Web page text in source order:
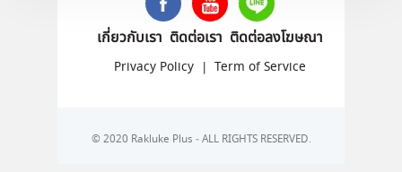
เกี่ยวกับเรา ติดต่อเรา ติดต่อลงโฆษณา
Privacy Policy | Term of Service
© 2020 Rakluke Plus - ALL RIGHTS RESERVED.